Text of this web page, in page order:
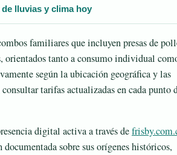
lluvias y clima hoy
familiares que incluyen presas de
orientados tanto a consumo individual
según la ubicación geográfica y las
tarifas actualizadas en cada punto
digital activa a través de
sobre sus orígenes históricos,